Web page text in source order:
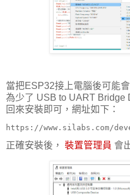
當把ESP32接上電腦後可能
為少了 USB to UART Bridge
回來安裝即可，網址如下：
https://www.silabs.com/
正確安裝後， 裝置管理員 會